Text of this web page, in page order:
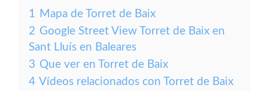
1 Mapa de Torret de Baix
2 Google Street View Torret de Baix en
Sant Lluís en Baleares
3 Que ver en Torret de Baix
4 Vídeos relacionados con Torret de Baix